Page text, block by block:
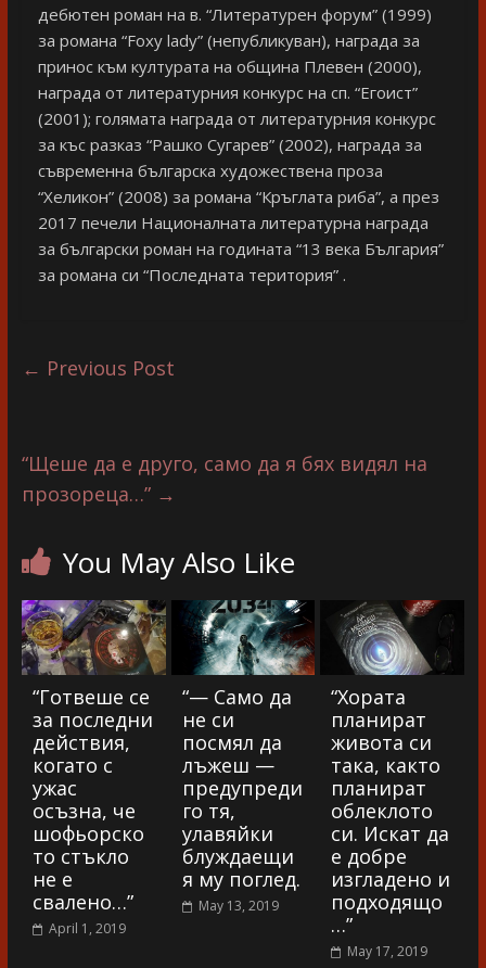
дебютен роман на в. “Литературен форум” (1999)
за романа “Foxy lady” (непубликуван), награда за
принос към културата на община Плевен (2000),
награда от литературния конкурс на сп. “Егоист”
(2001); голямата награда от литературния конкурс
за къс разказ “Рашко Сугарев” (2002), награда за
съвременна българска художествена проза
“Хеликон” (2008) за романа “Кръглата риба”, а през
2017 печели Националната литературна награда
за български роман на годината “13 века България”
за романа си “Последната територия” .
← Previous Post
“Щеше да е друго, само да я бях видял на
прозореца…” →
You May Also Like
“Готвеше се
за последни
действия,
когато с
ужас
осъзна, че
шофьорско
то стъкло
не е
свалено…”
April 1, 2019
“— Само да
не си
посмял да
лъжеш —
предупреди
го тя,
улавяйки
блуждаещи
я му поглед.
May 13, 2019
“Хората
планират
живота си
така, както
планират
облеклото
си. Искат да
е добре
изгладено и
подходящо
…”
May 17, 2019